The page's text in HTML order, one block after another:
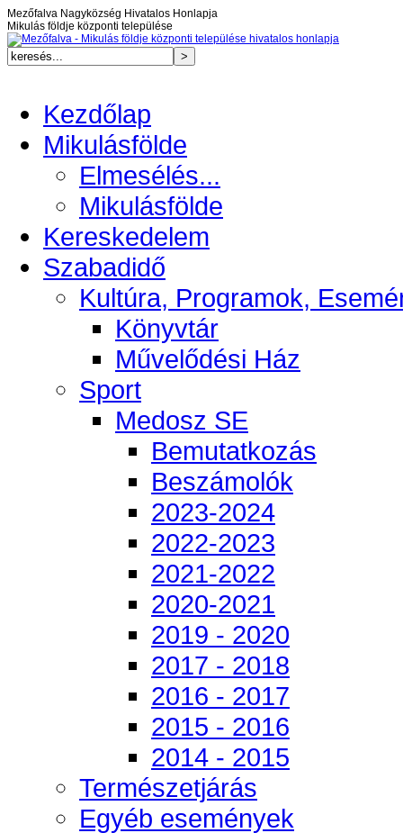
Mezőfalva Nagyközség Hivatalos Honlapja
Mikulás földje központi települése
Kezdőlap
Mikulásfölde
Elmesélés...
Mikulásfölde
Kereskedelem
Szabadidő
Kultúra, Programok,
Könyvtár
Művelődési Ház
Sport
Medosz SE
Bemutatkozás
Beszámolók
2023-2024
2022-2023
2021-2022
2020-2021
2019 - 2020
2017 - 2018
2016 - 2017
2015 - 2016
2014 - 2015
Természetjárás
Egyéb események